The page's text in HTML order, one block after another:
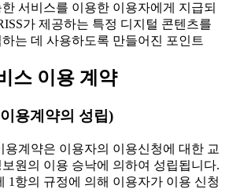
한 서비스를 이용한 이용자에게 지급되
가 제공하는 특정 디지털 콘텐츠를
하는 데 사용하도록 만들어진 포인트
스 이용 계약
용계약의 성립)
계약은 이용자의 이용신청에 대한 교
보원의 이용 승낙에 의하여 성립됩니다.
1항의 규정에 의해 이용자가 이용 신청